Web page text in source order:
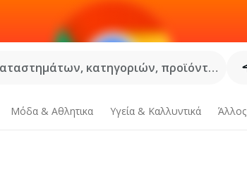
κατηγοριών, προϊόντων...
Μόδα & Aθλητικα Υγεία & Καλλυντικά Άλλος